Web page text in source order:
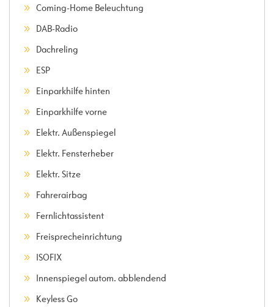
Coming-Home Beleuchtung
DAB-Radio
Dachreling
ESP
Einparkhilfe hinten
Einparkhilfe vorne
Elektr. Außenspiegel
Elektr. Fensterheber
Elektr. Sitze
Fahrerairbag
Fernlichtassistent
Freisprecheinrichtung
ISOFIX
Innenspiegel autom. abblendend
Keyless Go